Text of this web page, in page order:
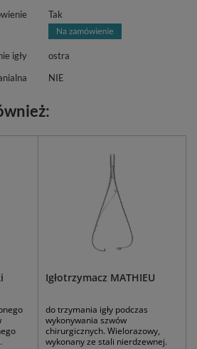
Tak
igły
ostra
NIE
Igłotrzymacz MATHIEU
do trzymania igły podczas
wykonywania szwów
chirurgicznych. Wielorazowy,
wykonany ze stali nierdzewnej.